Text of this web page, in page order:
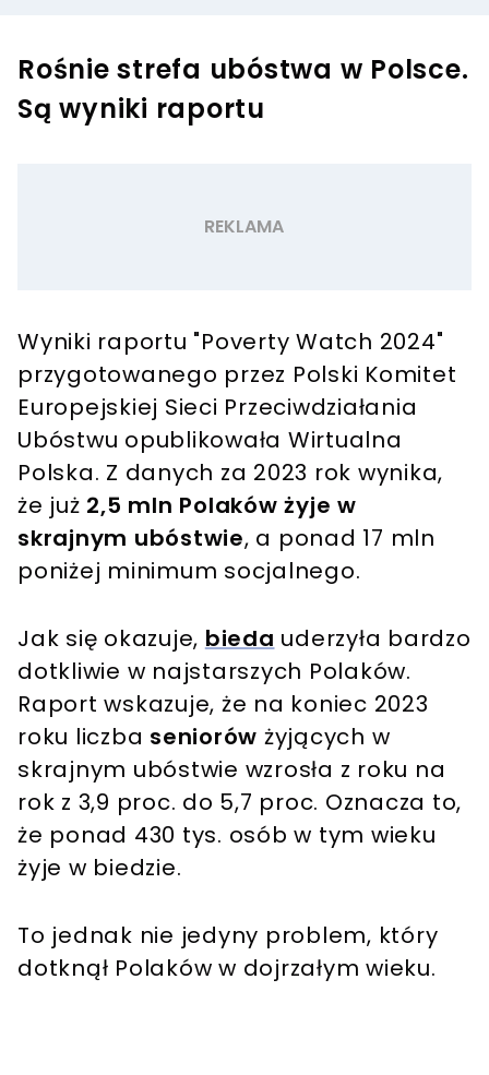
Rośnie strefa ubóstwa w Polsce.
Są wyniki raportu
Wyniki raportu "Poverty Watch 2024"
przygotowanego przez Polski Komitet
Europejskiej Sieci Przeciwdziałania
Ubóstwu opublikowała Wirtualna
Polska. Z danych za 2023 rok wynika,
że już 2,5 mln Polaków żyje w
skrajnym ubóstwie, a ponad 17 mln
poniżej minimum socjalnego.
Jak się okazuje, bieda uderzyła bardzo
dotkliwie w najstarszych Polaków.
Raport wskazuje, że na koniec 2023
roku liczba seniorów żyjących w
skrajnym ubóstwie wzrosła z roku na
rok z 3,9 proc. do 5,7 proc. Oznacza to,
że ponad 430 tys. osób w tym wieku
żyje w biedzie.
To jednak nie jedyny problem, który
dotknął Polaków w dojrzałym wieku.